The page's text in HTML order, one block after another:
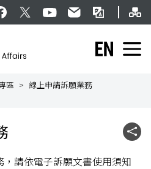
English
區
線上申請訴願業務
社群
請依電子訴願文書使用須知